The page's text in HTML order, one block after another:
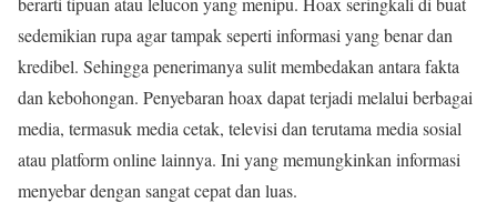
sedemikian rupa agar tampak seperti informasi yang benar dan
kredibel. Sehingga penerimanya sulit membedakan antara fakta
dan kebohongan. Penyebaran hoax dapat terjadi melalui berbagai
media, termasuk media cetak, televisi dan terutama media sosial
atau platform online lainnya. Ini yang memungkinkan informasi
menyebar dengan sangat cepat dan luas.